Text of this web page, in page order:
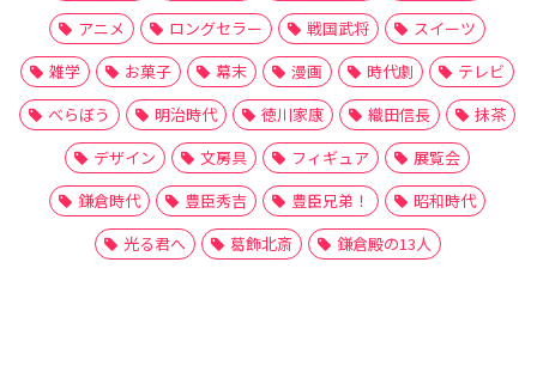
アニメ
ロングセラー 戦国武将
スイーツ
雑学
お菓子 幕末 漫画 時代劇
テレビ
べらぼう
明治時代 徳川家康 織田信長
抹茶
デザイン
文房具 フィギュア
展覧会
鎌倉時代
豊臣秀吉 豊臣兄弟！
昭和時代
光る君へ
葛飾北斎 鎌倉殿の13人